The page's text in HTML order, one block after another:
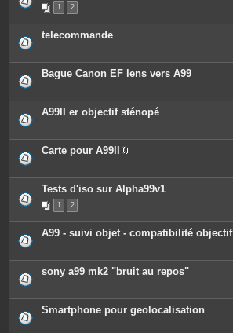
1 2
telecommande
Bague Canon EF lens vers A99
A99II er objectif sténopé
Carte pour A99II
è
c
o
e
s
Tests d'iso sur Alpha99v1
1 2
A99 - suivi objet - compatibilité objectif
sony a99 mk2 "bruit au repos"
Smartphone pour geolocalisation